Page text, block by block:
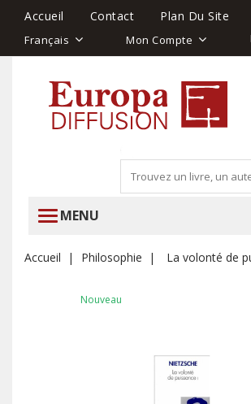
Accueil Contact Plan Du Site
Français Mon Compte
MENU
Accueil Philosophie La volonté de
Nouveau